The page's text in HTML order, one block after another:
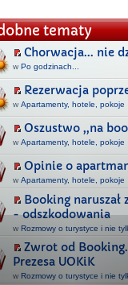
tematy
Chorwacja... nie
wPo godzinach...
Rezerwacja
wApartamenty, hotele, pokoje
Oszustwo ,,na
wApartamenty, hotele, pokoje
Opinie o
wApartamenty, hotele, pokoje
Booking
- odszkodowania
wRozmowy o turystyce i nie
Zwrot od
Prezesa UOKiK
wRozmowy o turystyce i nie